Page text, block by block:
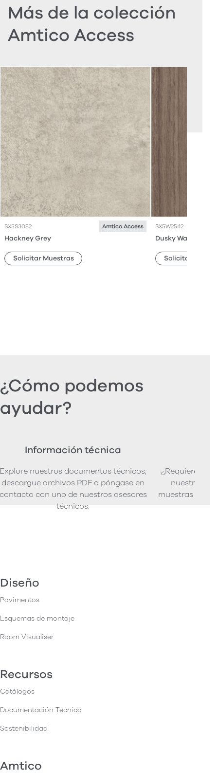
Más de la colección
Amtico Access
SX5S3082 Amtico Access
Hackney Grey
Solicitar Muestras
SX5W2542
Dusky Walnut
Solicitar
¿Cómo podemos
ayudar?
Información técnica
Explore nuestros documentos técnicos,
descargue archivos PDF o póngase en
con uno de nuestros asesores
técnicos.
¿Requiere
nuestra
muestras de
Diseño
Pavimentos
Esquemas de montaje
Room Visualiser
Recursos
Catálogos
Documentación Técnica
Sostenibilidad
Amtico